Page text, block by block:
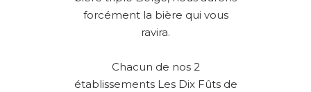
forcément la bière qui vous
ravira.
Chacun de nos 2
établissements Les Dix Fûts de